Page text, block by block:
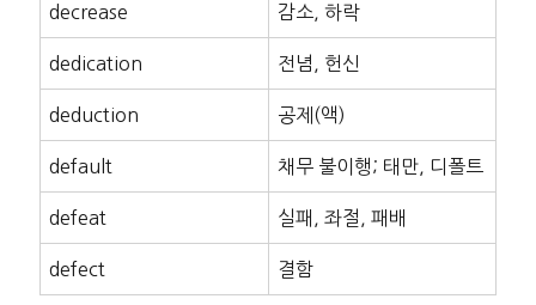
decrease 감소, 하락
dedication 전념, 헌신
deduction 공제(액)
default 채무 불이행; 태만, 디폴트
defeat 실패, 좌절, 패배
defect 결함